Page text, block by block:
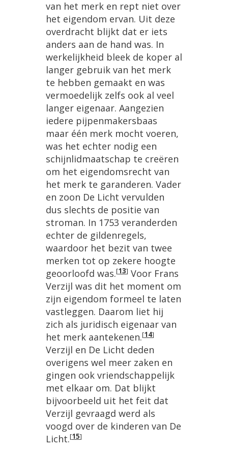
van het merk en rept niet over
het eigendom ervan. Uit deze
overdracht blijkt dat er iets
anders aan de hand was. In
werkelijkheid bleek de koper al
langer gebruik van het merk
te hebben gemaakt en was
vermoedelijk zelfs ook al veel
langer eigenaar. Aangezien
iedere pijpenmakersbaas
maar één merk mocht voeren,
was het echter nodig een
schijnlidmaatschap te creëren
om het eigendomsrecht van
het merk te garanderen. Vader
en zoon De Licht vervulden
dus slechts de positie van
stroman. In 1753 veranderden
echter de gildenregels,
waardoor het bezit van twee
merken tot op zekere hoogte
geoorloofd was.[13] Voor Frans
Verzijl was dit het moment om
zijn eigendom formeel te laten
vastleggen. Daarom liet hij
zich als juridisch eigenaar van
het merk aantekenen.[14]
Verzijl en De Licht deden
overigens wel meer zaken en
gingen ook vriendschappelijk
met elkaar om. Dat blijkt
bijvoorbeeld uit het feit dat
Verzijl gevraagd werd als
voogd over de kinderen van De
Licht.[15]